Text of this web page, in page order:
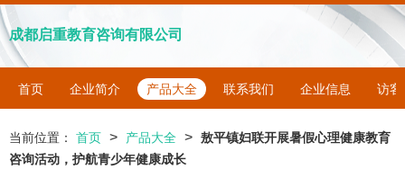
成都启重教育咨询有限公司
首页 企业简介 产品大全 联系我们 企业信息 访客
当前位置： 首页 > 产品大全 > 敖平镇妇联开展暑假心理健康教育
咨询活动，护航青少年健康成长